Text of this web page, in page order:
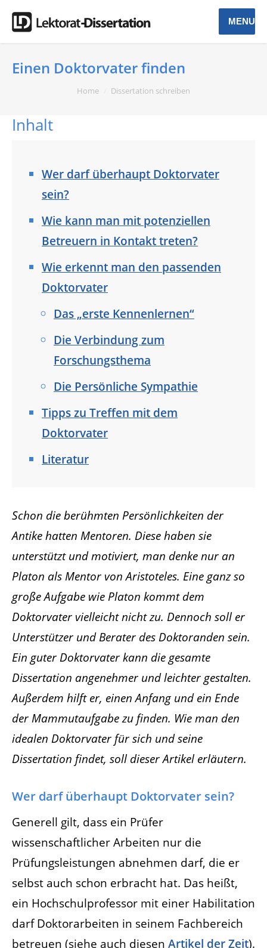
MENU
Einen Doktorvater finden
Home Dissertation schreiben
Inhalt
Wer darf überhaupt Doktorvater
sein?
Wie kann man mit potenziellen
Betreuern in Kontakt treten?
Wie erkennt man den passenden
Doktorvater
Das „erste Kennenlernen“
Die Verbindung zum
Forschungsthema
Die Persönliche Sympathie
Tipps zu Treffen mit dem
Doktorvater
Literatur
Schon die berühmten Persönlichkeiten der
Antike hatten Mentoren. Diese haben sie
unterstützt und motiviert, man denke nur an
Platon als Mentor von Aristoteles. Eine ganz so
große Aufgabe wie Platon kommt dem
Doktorvater vielleicht nicht zu. Dennoch soll er
Unterstützer und Berater des Doktoranden sein.
Ein guter Doktorvater kann die gesamte
Dissertation angenehmer und leichter gestalten.
Außerdem hilft er, einen Anfang und ein Ende
der Mammutaufgabe zu finden. Wie man den
idealen Doktorvater für sich und seine
Dissertation findet, soll dieser Artikel erläutern.
Wer darf überhaupt Doktorvater sein?
Generell gilt, dass ein Prüfer
wissenschaftlicher Arbeiten nur die
Prüfungsleistungen abnehmen darf, die er
selbst auch schon erbracht hat. Das heißt,
ein Hochschulprofessor mit einer Habilitation
darf Doktorarbeiten in seinem Fachbereich
betreuen (siehe auch diesen Artikel der Zeit).